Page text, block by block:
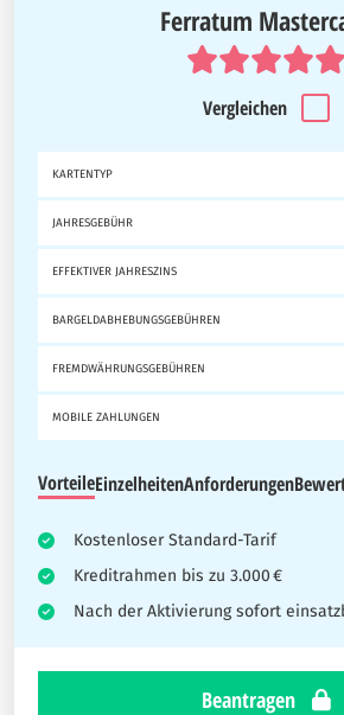
Ferratum
Vergleichen
KARTENTYP
JAHRESGEBÜHR
EFFEKTIVER JAHRESZINS
BARGELDABHEBUNGSGEBÜHREN
FREMDWÄHRUNGSGEBÜHREN
MOBILE ZAHLUNGEN
VorteileEinzelheitenAnforderungen
Kostenloser Standard-Tarif
Kreditrahmen bis zu 3.000 €
Nach der Aktivierung sofort
Beantragen